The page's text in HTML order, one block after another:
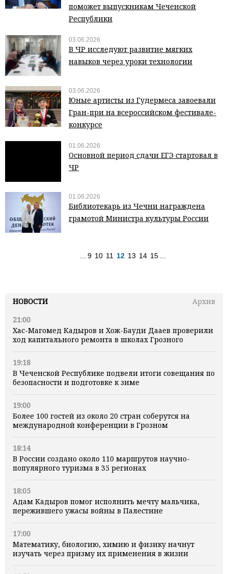
НОВОСТИ
Архив
21:00
Хас-Магомед Кадыров и Хож-Бауди Дааев проверили
ход капитального ремонта в школах Грозного
19:18
В Чеченской Республике подвели итоги совещания по
безопасности и подготовке к зиме
19:00
Более 100 гостей из около 20 стран соберутся на
международной конференции в Грозном
18:14
В России создано около 110 маршрутов научно-
популярного туризма в 35 регионах
18:05
Адам Кадыров помог исполнить мечту мальчика,
пережившего ужасы войны в Палестине
17:00
Математику, биологию, химию и физику начнут
изучать через призму их применения в жизни
поможет выпускникам Чеченской
Республики
03.06.2026
В ЧР исследуют развитие мягких
навыков через уроки технологии
03.06.2026
Юные артисты из Гудермеса завоевали
Гран-при на всероссийском фестивале-
конкурсе
01.06.2026
Основной период сдачи ЕГЭ стартовал в
ЧР
01.06.2026
Библиотекарь из Чечни награждена
грамотой Министра культуры России
... 9 10 11 12 13 14 15 ...